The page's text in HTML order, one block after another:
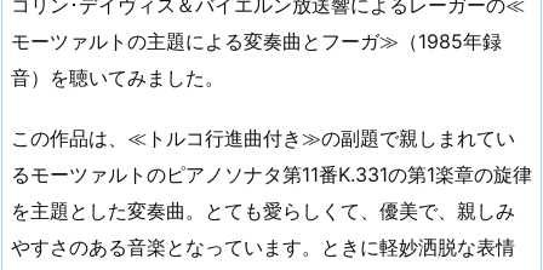
モーツァルトの主題による変奏曲とフーガ≫（1985年録
音）を聴いてみました。
この作品は、≪トルコ行進曲付き≫の副題で親しまれてい
るモーツァルトのピアノソナタ第11番K.331の第1楽章の旋律
を主題とした変奏曲。とても愛らしくて、優美で、親しみ
やすさのある音楽となっています。ときに軽妙洒脱な表情